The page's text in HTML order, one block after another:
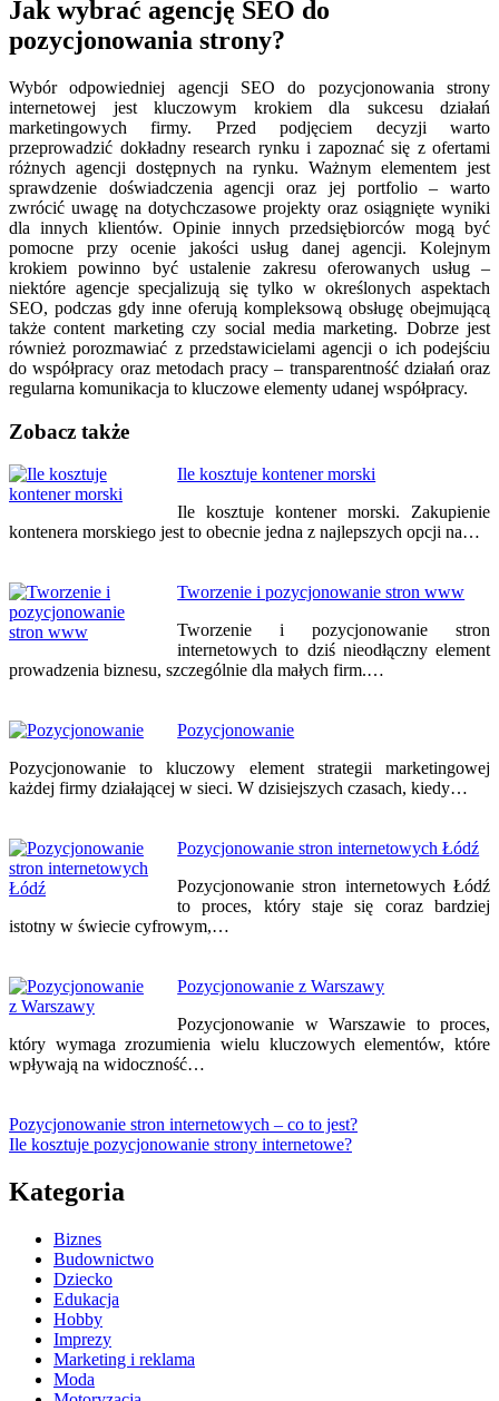
Jak wybrać agencję SEO do
pozycjonowania strony?
Wybór odpowiedniej agencji SEO do pozycjonowania strony
internetowej jest kluczowym krokiem dla sukcesu działań
marketingowych firmy. Przed podjęciem decyzji warto
przeprowadzić dokładny research rynku i zapoznać się z ofertami
różnych agencji dostępnych na rynku. Ważnym elementem jest
sprawdzenie doświadczenia agencji oraz jej portfolio – warto
zwrócić uwagę na dotychczasowe projekty oraz osiągnięte wyniki
dla innych klientów. Opinie innych przedsiębiorców mogą być
pomocne przy ocenie jakości usług danej agencji. Kolejnym
krokiem powinno być ustalenie zakresu oferowanych usług –
niektóre agencje specjalizują się tylko w określonych aspektach
SEO, podczas gdy inne oferują kompleksową obsługę obejmującą
także content marketing czy social media marketing. Dobrze jest
również porozmawiać z przedstawicielami agencji o ich podejściu
do współpracy oraz metodach pracy – transparentność działań oraz
regularna komunikacja to kluczowe elementy udanej współpracy.
Zobacz także
Ile kosztuje kontener morski
Ile kosztuje kontener morski. Zakupienie
kontenera morskiego jest to obecnie jedna z najlepszych opcji na…
Tworzenie i pozycjonowanie stron www
Tworzenie i pozycjonowanie stron
internetowych to dziś nieodłączny element
prowadzenia biznesu, szczególnie dla małych firm.…
Pozycjonowanie
Pozycjonowanie to kluczowy element strategii marketingowej
każdej firmy działającej w sieci. W dzisiejszych czasach, kiedy…
Pozycjonowanie stron internetowych Łódź
Pozycjonowanie stron internetowych Łódź
to proces, który staje się coraz bardziej
istotny w świecie cyfrowym,…
Pozycjonowanie z Warszawy
Pozycjonowanie w Warszawie to proces,
który wymaga zrozumienia wielu kluczowych elementów, które
wpływają na widoczność…
Nawigacja
wpisu
Pozycjonowanie stron internetowych – co to jest?
Ile kosztuje pozycjonowanie strony internetowe?
Kategoria
Biznes
Budownictwo
Dziecko
Edukacja
Hobby
Imprezy
Marketing i reklama
Moda